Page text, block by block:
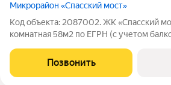
Микрорайон «Спасский мост»
Код объекта: 2087002. ЖК «Спасский
комнатная 58м2 по ЕГРН (с учетом
бытовой техникой и мебелью, полностью
проживанию. Планировочное решение в
Позвонить